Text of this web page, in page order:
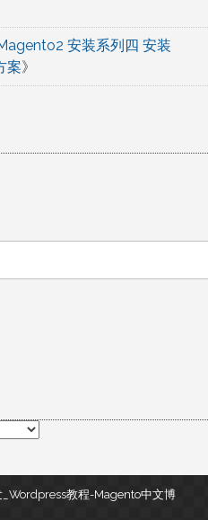
安装系列四 安装
案》
教程-Magento中文博